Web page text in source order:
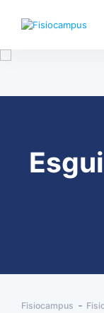
Fisiocampus